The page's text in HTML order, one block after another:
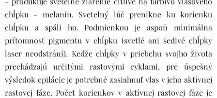
chĺpku - melanín. Svetelný lúč prenikne ku korienku
chĺpku a spáli ho. Podmienkou je aspoň minimálna
prítomnosť pigmentu v chĺpku (svetlé ani šedivé chĺpky
laser neodstráni). Keďže chĺpky v priebehu svojho života
prechádzajú určitými rastovými cyklami, pre úspešný
výsledok epilácie je potrebné zasiahnuť vlas v jeho aktívnej
rastovej fáze. Počet korienkov v aktívnej rastovej fáze je